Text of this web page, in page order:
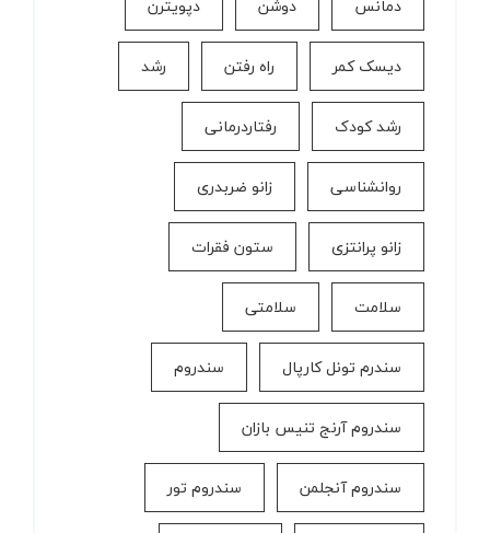
دمانس دوشن دپویترن
دیسک کمر راه رفتن رشد
رشد کودک رفتاردرمانی
روانشناسی زانو ضربدری
زانو پرانتزی ستون فقرات
سلامت سلامتی
سندرم تونل کارپال سندروم
سندروم آرنج تنیس بازان
سندروم آنجلمن سندروم تور